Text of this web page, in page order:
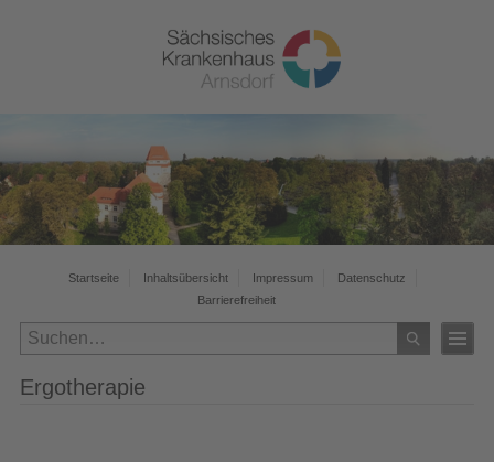
Startseite Inhaltsübersicht Impressum
Datenschutz
Barrierefreiheit
Ergotherapie